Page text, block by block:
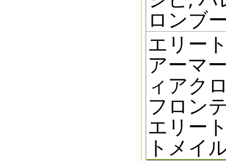
ロンブ
エリー
アーマ
ィアク
フロン
エリー
トメイ